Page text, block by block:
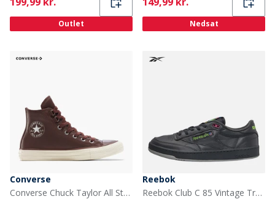
Outlet Nedsat
Converse
Converse Chuck Taylor All Star Hi Læder Træningssko Totally Fudged/Egret
Reebok
Reebok Club C 85 Vintage Træningssko Grå/Grå/Grå